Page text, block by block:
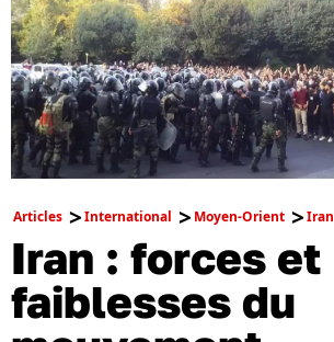
Articles International Moyen-Orient Iran
Iran : forces et
faiblesses du